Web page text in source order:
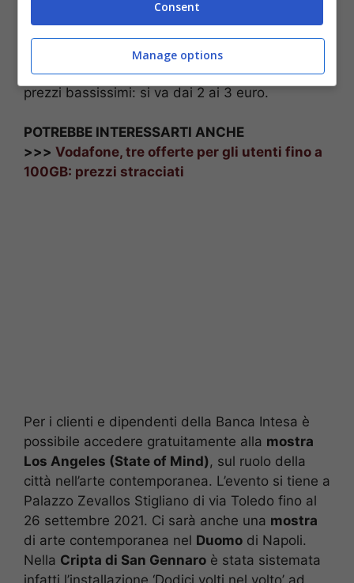
a numero chiuso: vi si può accedere solo su
Edenlandiacon ingresso
gratuito e tante attrazioni cui si può accedere a
prezzi bassissimi: si va dai 2 ai 3 euro.
POTREBBE INTERESSARTI ANCHE
>>> Vodafone, tre offerte per gli utenti fino a
100GB: prezzi stracciati
Per i clienti e dipendenti della Banca Intesa è
possibile accedere gratuitamente alla mostra
Los Angeles (State of Mind), sul ruolo della
città nell’arte contemporanea. L’evento si tiene a
Palazzo Zevallos Stigliano di via Toledo fino al
26 settembre 2021. Ci sarà anche una mostra
di arte contemporanea nel Duomo di Napoli.
Nella Cripta di San Gennaro è stata sistemata
infatti l’installazione ‘Dodici volti nel volto’ ad
Consent
Manage options